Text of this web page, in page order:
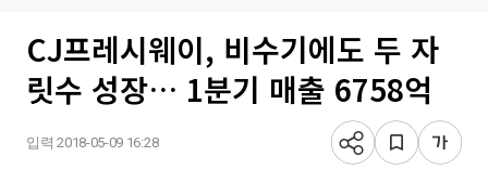
CJ프레시웨이, 비수기에도 두 자
릿수 성장… 1분기 매출 6758억
입력 2018-05-09 16:28